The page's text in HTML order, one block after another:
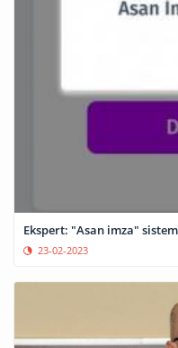
Ekspert: "Asan imza"
23-02-2023